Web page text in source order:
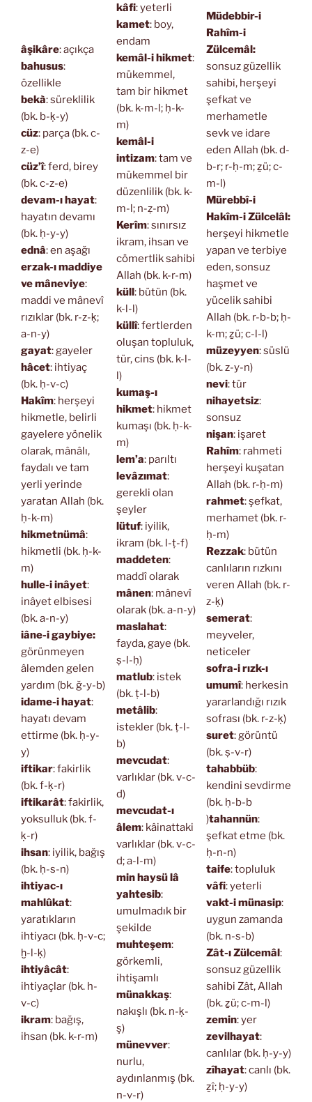
âşikâre: açıkça
bahusus:
özellikle
bekà: süreklilik
(bk. b-ḳ-y)
cüz: parça (bk. c-
z-e)
cüz’î: ferd, birey
(bk. c-z-e)
devam-ı hayat:
hayatın devamı
(bk. ḥ-y-y)
ednâ: en aşağı
erzak-ı maddiye
ve mâneviye:
maddi ve mânevî
rızıklar (bk. r-z-ḳ;
a-n-y)
gayat: gayeler
hâcet: ihtiyaç
(bk. ḥ-v-c)
Hakîm: herşeyi
hikmetle, belirli
gayelere yönelik
olarak, mânâlı,
faydalı ve tam
yerli yerinde
yaratan Allah (bk.
ḥ-k-m)
hikmetnümâ:
hikmetli (bk. ḥ-k-
m)
hulle-i inâyet:
inâyet elbisesi
(bk. a-n-y)
iâne-i gaybiye:
görünmeyen
âlemden gelen
yardım (bk. ğ-y-b)
idame-i hayat:
hayatı devam
ettirme (bk. ḥ-y-
y)
iftikar: fakirlik
(bk. f-ḳ-r)
iftikarât: fakirlik,
yoksulluk (bk. f-
ḳ-r)
ihsan: iyilik, bağış
(bk. ḥ-s-n)
ihtiyac-ı
mahlûkat:
yaratıkların
ihtiyacı (bk. ḥ-v-c;
ḫ-l-ḳ)
ihtiyâcât:
ihtiyaçlar (bk. h-
v-c)
ikram: bağış,
ihsan (bk. k-r-m)
kâfi: yeterli
kamet: boy,
endam
kemâl-i hikmet:
mükemmel,
tam bir hikmet
(bk. k-m-l; ḥ-k-
m)
kemâl-i
intizam: tam ve
mükemmel bir
düzenlilik (bk. k-
m-l; n-ẓ-m)
Kerîm: sınırsız
ikram, ihsan ve
cömertlik sahibi
Allah (bk. k-r-m)
küll: bütün (bk.
k-l-l)
küllî: fertlerden
oluşan topluluk,
tür, cins (bk. k-l-
l)
kumaş-ı
hikmet: hikmet
kumaşı (bk. ḥ-k-
m)
lem’a: parıltı
levâzımat:
gerekli olan
şeyler
lütuf: iyilik,
ikram (bk. l-ṭ-f)
maddeten:
maddî olarak
mânen: mânevî
olarak (bk. a-n-y)
maslahat:
fayda, gaye (bk.
ṣ-l-ḥ)
matlub: istek
(bk. ṭ-l-b)
metâlib:
istekler (bk. ṭ-l-
b)
mevcudat:
varlıklar (bk. v-c-
d)
mevcudat-ı
âlem: kâinattaki
varlıklar (bk. v-c-
d; a-l-m)
min haysü lâ
yahtesib:
umulmadık bir
şekilde
muhteşem:
görkemli,
ihtişamlı
münakkaş:
nakışlı (bk. n-ḳ-
ş)
münevver:
nurlu,
aydınlanmış (bk.
n-v-r)
Müdebbir-i
Rahîm-i
Zülcemâl:
sonsuz güzellik
sahibi, herşeyi
şefkat ve
merhametle
sevk ve idare
eden Allah (bk. d-
b-r; r-ḥ-m; ẕü; c-
m-l)
Mürebbî-i
Hakîm-i Zülcelâl:
herşeyi hikmetle
yapan ve terbiye
eden, sonsuz
haşmet ve
yücelik sahibi
Allah (bk. r-b-b; ḥ-
k-m; ẕü; c-l-l)
müzeyyen: süslü
(bk. z-y-n)
nevi: tür
nihayetsiz:
sonsuz
nişan: işaret
Rahîm: rahmeti
herşeyi kuşatan
Allah (bk. r-ḥ-m)
rahmet: şefkat,
merhamet (bk. r-
ḥ-m)
Rezzak: bütün
canlıların rızkını
veren Allah (bk. r-
z-ḳ)
semerat:
meyveler,
neticeler
sofra-i rızk-ı
umumî: herkesin
yararlandığı rızık
sofrası (bk. r-z-ḳ)
suret: görüntü
(bk. ṣ-v-r)
tahabbüb:
kendini sevdirme
(bk. ḥ-b-b
)tahannün:
şefkat etme (bk.
ḥ-n-n)
taife: topluluk
vâfi: yeterli
vakt-i münasip:
uygun zamanda
(bk. n-s-b)
Zât-ı Zülcemâl:
sonsuz güzellik
sahibi Zât, Allah
(bk. ẕü; c-m-l)
zemin: yer
zevilhayat:
canlılar (bk. ḥ-y-y)
zîhayat: canlı (bk.
ẕî; ḥ-y-y)